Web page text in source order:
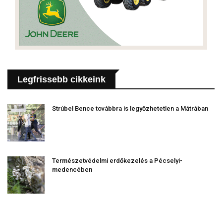
Legfrissebb cikkeink
Strúbel Bence továbbra is legyőzhetetlen a Mátrában
Természetvédelmi erdőkezelés a Pécselyi-
medencében